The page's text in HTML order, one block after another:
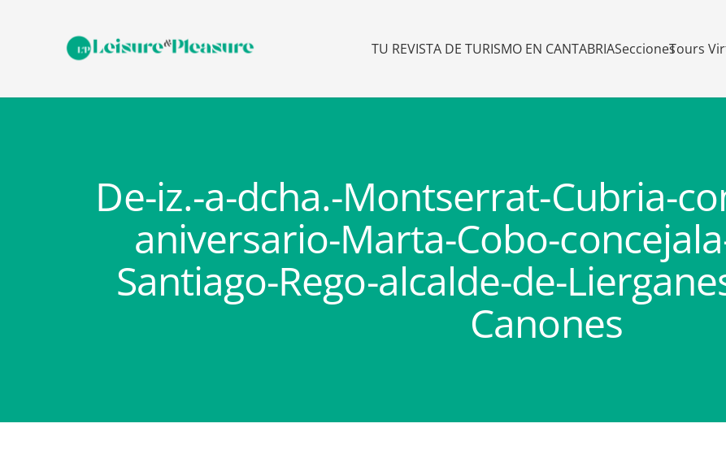
TU REVISTA DE TURISMO EN CANTABRIASeccionesTours
De-iz.-a-dcha.-Montserrat-Cubria-
aniversario-Marta-Cobo-
Santiago-Rego-alcalde-de-
Canones